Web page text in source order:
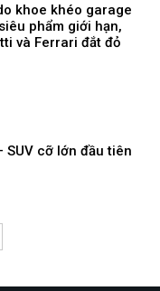
khoe khéo garage
phẩm giới hạn,
và Ferrari đắt đỏ
SUV cỡ lớn đầu tiên